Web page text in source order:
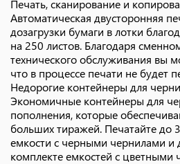
Печать, сканирование и
Автоматическая двусторонняя
дозагрузки бумаги в лотки
на 250 листов. Благодаря
технического обслуживания вы
что в процессе печати не будет
Недорогие контейнеры для
Экономичные контейнеры для
пополнения, которые
больших тиражей. Печатайте до
емкости с черными чернилами и
комплекте емкостей с цветными